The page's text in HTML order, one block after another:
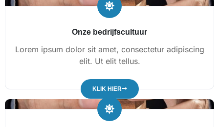
Onze bedrijfscultuur
Lorem ipsum dolor sit amet, consectetur adipiscing
elit. Ut elit tellus.
KLIK HIER